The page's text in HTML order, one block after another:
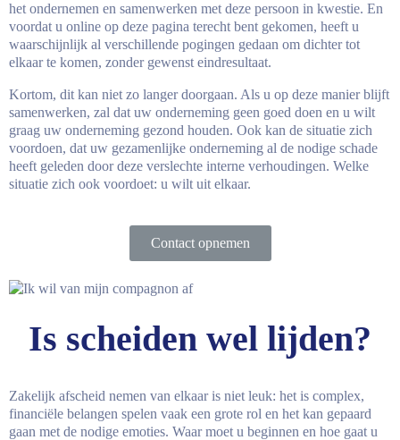
het ondernemen en samenwerken met deze persoon in kwestie. En
voordat u online op deze pagina terecht bent gekomen, heeft u
waarschijnlijk al verschillende pogingen gedaan om dichter tot
elkaar te komen, zonder gewenst eindresultaat.
Kortom, dit kan niet zo langer doorgaan. Als u op deze manier blijft
samenwerken, zal dat uw onderneming geen goed doen en u wilt
graag uw onderneming gezond houden. Ook kan de situatie zich
voordoen, dat uw gezamenlijke onderneming al de nodige schade
heeft geleden door deze verslechte interne verhoudingen. Welke
situatie zich ook voordoet: u wilt uit elkaar.
Contact opnemen
Is scheiden wel lijden?
Zakelijk afscheid nemen van elkaar is niet leuk: het is complex,
financiële belangen spelen vaak een grote rol en het kan gepaard
gaan met de nodige emoties. Waar moet u beginnen en hoe gaat u